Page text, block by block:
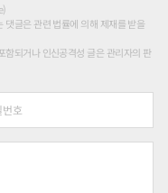
댓글은 관련 법률에 의해 제재를 받을
함되거나 인신공격성 글은 관리자의 판